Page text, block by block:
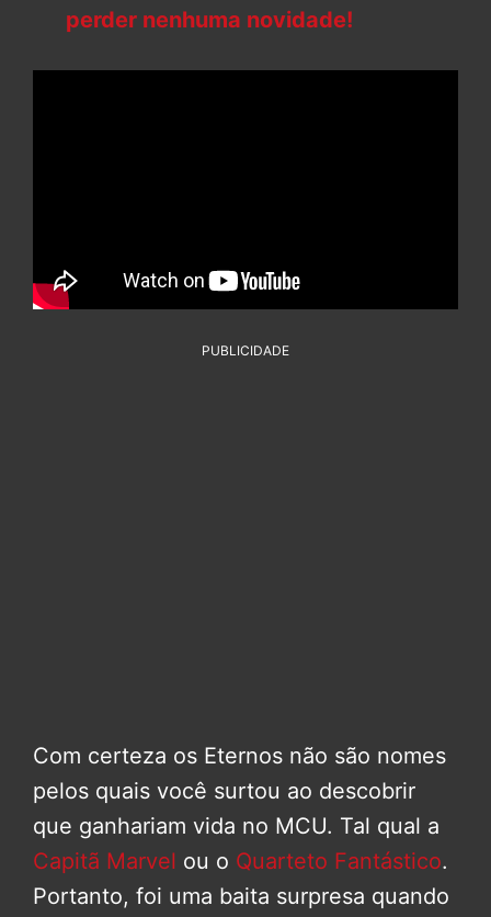
perder nenhuma novidade!
PUBLICIDADE
Com certeza os Eternos não são nomes
pelos quais você surtou ao descobrir
que ganhariam vida no MCU. Tal qual a
Capitã Marvel ou o Quarteto Fantástico.
Portanto, foi uma baita surpresa quando